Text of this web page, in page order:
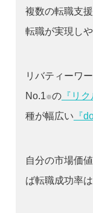
複数の転職支
転職が実現し
リバティーワ
No.1※の『リク
種が幅広い 『
自分の市場価
ば転職成功率